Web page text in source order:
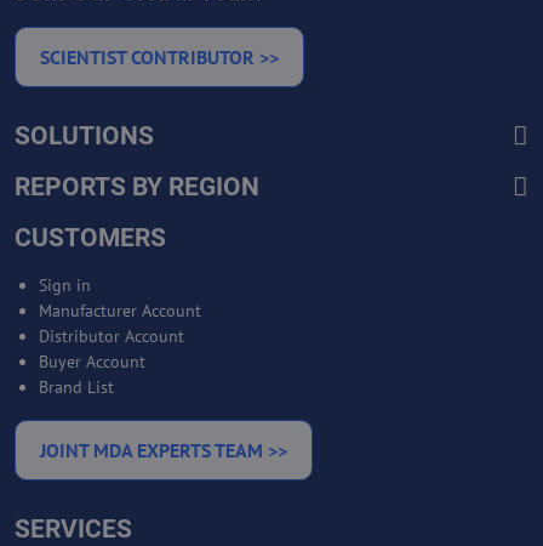
SCIENTIST CONTRIBUTOR >>
SOLUTIONS
REPORTS BY REGION
CUSTOMERS
Sign in
Manufacturer Account
Distributor Account
Buyer Account
Brand List
JOINT MDA EXPERTS TEAM >>
SERVICES